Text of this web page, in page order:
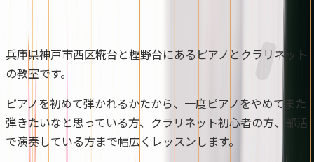
兵庫県神戸市西区糀台と樫野台にあるピアノとクラリネット
の教室です。
ピアノを初めて弾かれるかたから、一度ピアノをやめてまた
弾きたいなと思っている方、クラリネット初心者の方、部活
で演奏している方まで幅広くレッスンします。